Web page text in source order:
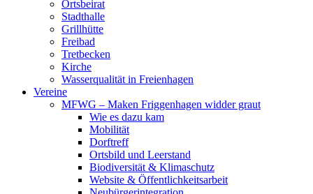
Ortsbeirat
Stadthalle
Grillhütte
Freibad
Tretbecken
Kirche
Wasserqualität in Freienhagen
Vereine
MFWG – Maken Friggenhagen widder graut
Wie es dazu kam
Mobilität
Dorftreff
Ortsbild und Leerstand
Biodiversität & Klimaschutz
Website & Öffentlichkeitsarbeit